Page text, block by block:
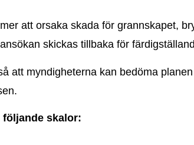
att orsaka skada för grannskapet,
skickas tillbaka för
att myndigheterna kan bedöma
skalor: